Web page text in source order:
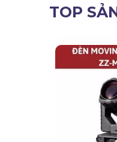
TOP